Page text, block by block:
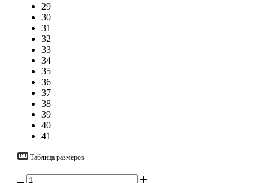
29
30
31
32
33
34
35
36
37
38
39
40
41
Таблица размеров